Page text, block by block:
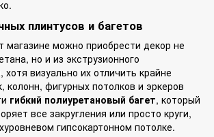
плинтусов и багетов
магазине можно приобрести декор не
но и из экструзионного
хотя визуально их отличить крайне
фигурных потолков и эркеров
гибкий полиуретановый багет, который
все закругления или просто круги,
гипсокартонном потолке.